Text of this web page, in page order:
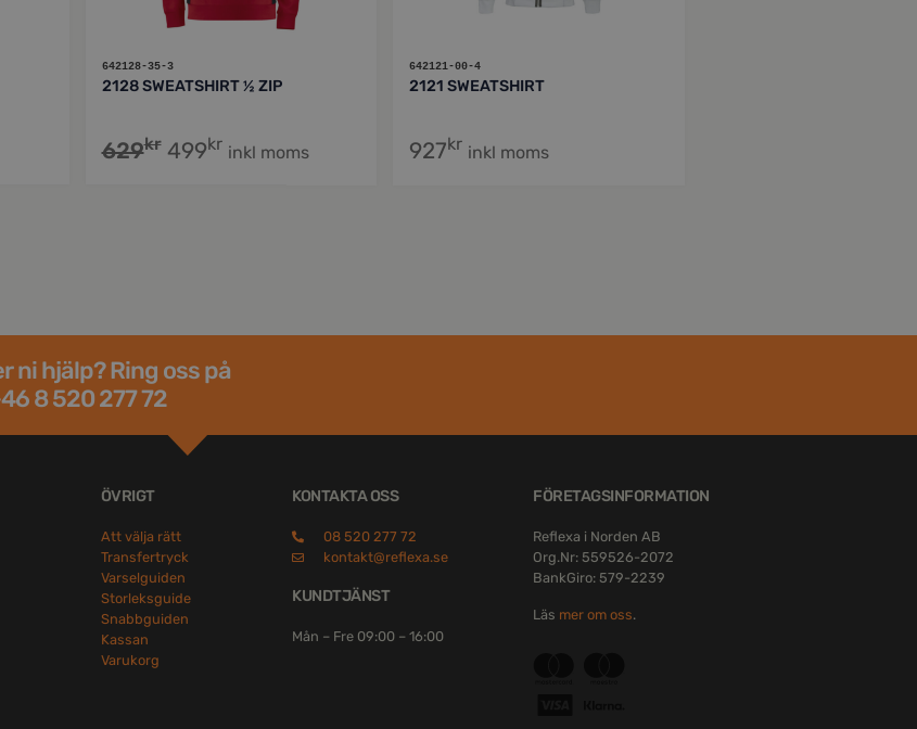
642128-35-3
2128 SWEATSHIRT ½ ZIP
629kr 499kr inkl moms
642121-00-4
2121 SWEATSHIRT
927kr inkl moms
ni hjälp? Ring oss på
8 520 277 72
ÖVRIGT
Att välja rätt
Transfertryck
Varselguiden
Storleksguide
Snabbguiden
Kassan
Varukorg
KONTAKTA OSS
08 520 277 72
kontakt@reflexa.se
KUNDTJÄNST
Mån – Fre 09:00 – 16:00
FÖRETAGSINFORMATION
Reflexa i Norden AB
Org.Nr: 559526-2072
BankGiro: 579-2239
Läs mer om oss.